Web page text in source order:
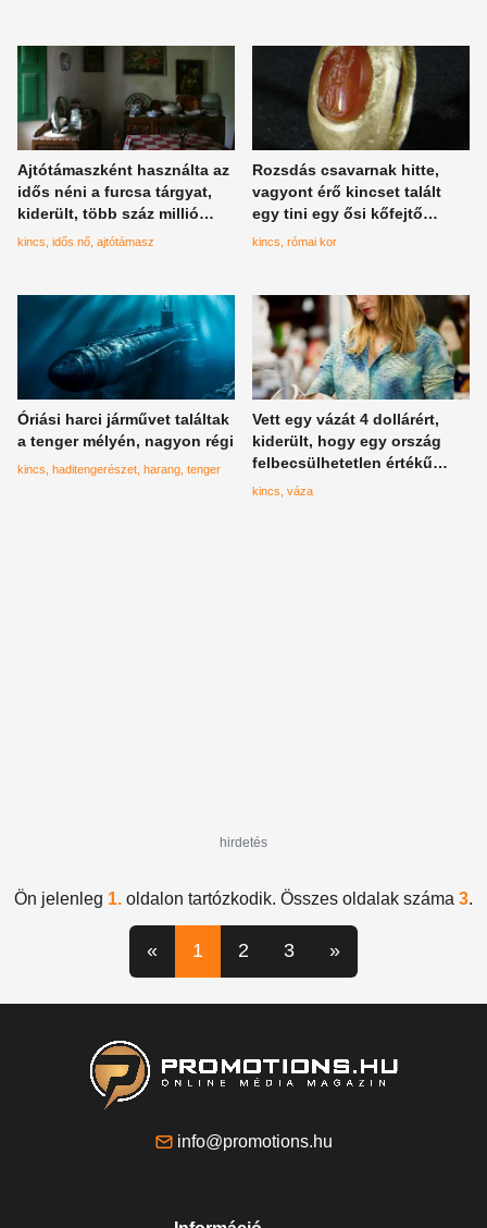
Ajtótámaszként használta az
idős néni a furcsa tárgyat,
kiderült, több száz millió
forintot ér
kincs idős nő ajtótámasz
Rozsdás csavarnak hitte,
vagyont érő kincset talált
egy tini egy ősi kőfejtő
közelében
kincs római kor
Óriási harci járművet találtak
a tenger mélyén, nagyon régi
kincs haditengerészet harang tenger
Vett egy vázát 4 dollárért,
kiderült, hogy egy ország
felbecsülhetetlen értékű
nemzeti kincséről van szó
kincs váza
hirdetés
Ön jelenleg 1. oldalon tartózkodik. Összes oldalak száma 3.
« 1 2 3 »
info@promotions.hu